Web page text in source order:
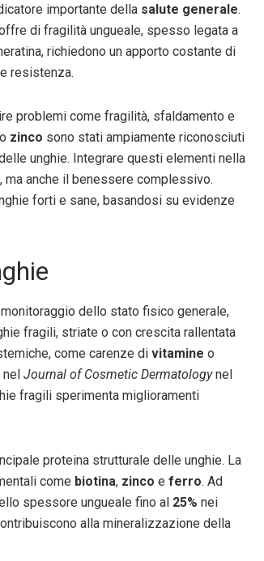
importante della salute generale.
di fragilità ungueale, spesso legata a
richiedono un apporto costante di
resistenza.
problemi come fragilità, sfaldamento e
zinco sono stati ampiamente riconosciuti
unghie. Integrare questi elementi nella
ma anche il benessere complessivo.
forti e sane, basandosi su evidenze
dello stato fisico generale,
fragili, striate o con crescita rallentata
come carenze di vitamine o
Journal of Cosmetic Dermatologynel
fragili sperimenta miglioramenti
proteina strutturale delle unghie. La
come biotina, zinco e ferro. Ad
spessore ungueale fino al 25% nei
alla mineralizzazione della